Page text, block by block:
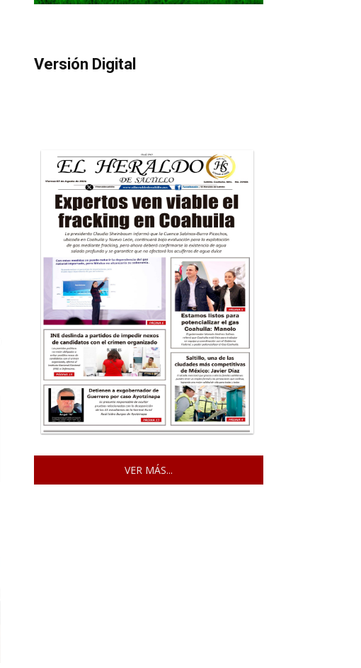
Versión Digital
VER MÁS...